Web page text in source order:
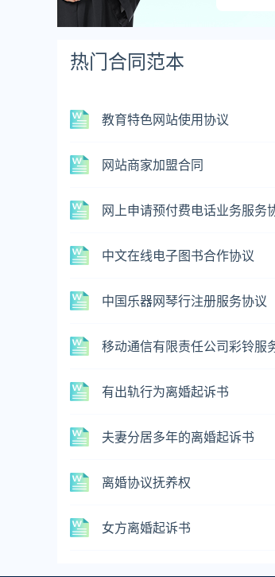
热门合同范本
教育特色网站使用协议
网站商家加盟合同
网上申请预付费电话业务服务
中文在线电子图书合作协议
中国乐器网琴行注册服务协议
移动通信有限责任公司彩铃服
有出轨行为离婚起诉书
夫妻分居多年的离婚起诉书
离婚协议抚养权
女方离婚起诉书